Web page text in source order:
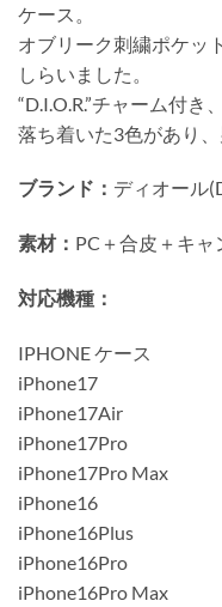
ケース。
オブリーク刺繍ポケッ
しらいました。
“D.I.O.R.”チャーム付
落ち着いた3色があり
ブランド： ディオール
素材： PC＋合皮＋キャ
対応機種：
IPHONE ケース
iPhone17
iPhone17Air
iPhone17Pro
iPhone17Pro Max
iPhone16
iPhone16Plus
iPhone16Pro
iPhone16Pro Max